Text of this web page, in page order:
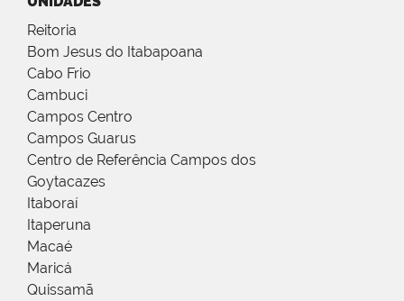
Reitoria
Bom Jesus do Itabapoana
Cabo Frio
Cambuci
Campos Centro
Campos Guarus
Centro de Referência Campos dos
Goytacazes
Itaboraí
Itaperuna
Macaé
Maricá
Quissamã